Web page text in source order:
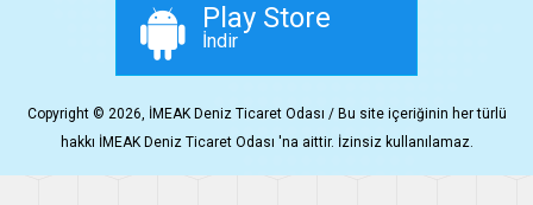
Play Store
İndir
Copyright © 2026, İMEAK Deniz Ticaret Odası / Bu site içeriğinin her türlü
hakkı İMEAK Deniz Ticaret Odası 'na aittir. İzinsiz kullanılamaz.